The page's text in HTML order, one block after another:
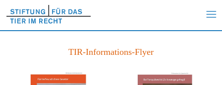
TIR-Informations-Flyer